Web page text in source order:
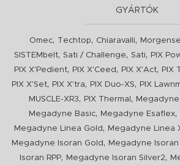
GYÁRTÓK
Omec, Techtop, Chiaravalli,
SISTEMbelt, Sati / Challenge, Sati, PIX
PIX X'Pedient, PIX X'Ceed , PIX X'Act, PIX
PIX X'Set, PIX X'tra, PIX Duo-XS, PIX
MUSCLE-XR3, PIX Thermal ,
Megadyne Basic, Megadyne Esaflex,
Megadyne Linea Gold , Megadyne Linea
Megadyne Isoran Gold , Megadyne Isoran
Isoran RPP, Megadyne Isoran Silver2,